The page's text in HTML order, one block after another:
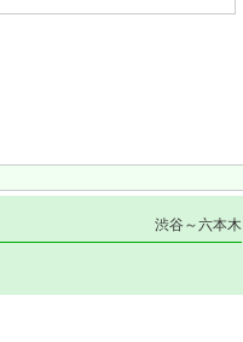
渋谷～六本木